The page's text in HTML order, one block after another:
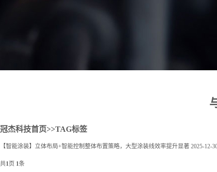
冠杰科技首页>>TAG标签
【智能涂装】立体布局+智能控制整体布置策略，大型涂装线效率提升显著 2025-12-
共1页 1条